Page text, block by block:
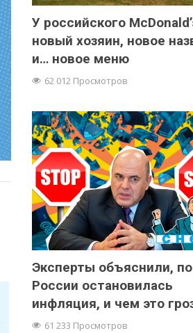
У российского
новый хозяин, новое
и… новое меню
62 012 Просмотров
Эксперты объяснили,
России остановилась
инфляция, и чем это
61 233 Просмотров